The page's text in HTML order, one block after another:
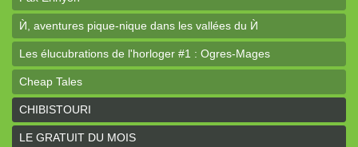
Ѝ, aventures pique-nique dans les vallées du Ѝ
Les élucubrations de l'horloger #1 : Ogres-Mages
Cheap Tales
Intrépides
Coeurs Vaillants - Aventures
CHIBISTOURI
LE GRATUIT DU MOIS